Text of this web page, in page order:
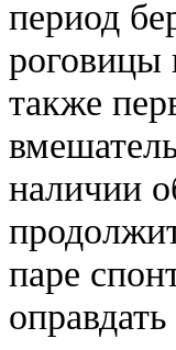
период
роговицы
также
наличии
паре